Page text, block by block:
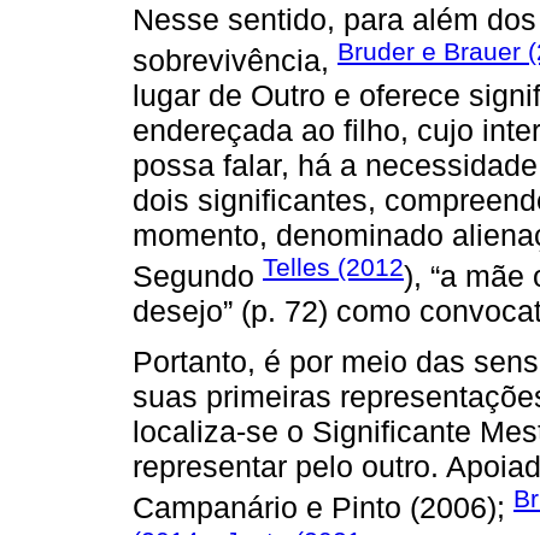
Nesse sentido, para além
sobrevivência, Bruder e Brauer
lugar de Outro e oferece
endereçada ao filho, cujo
possa falar, há a
dois significantes,
momento, denominado
Segundo Telles (2012), “a mãe
desejo” (p. 72) como
Portanto, é por meio das
suas primeiras
localiza-se o Significante
representar pelo outro.
Campanário e Pinto (2006);